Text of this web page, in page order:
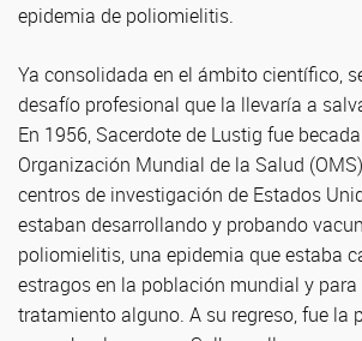
epidemia de poliomielitis.
Ya consolidada en el ámbito científico,
desafío profesional que la llevaría a
En 1956, Sacerdote de Lustig fue
Organización Mundial de la Salud
centros de investigación de Estados
estaban desarrollando y probando
poliomielitis, una epidemia que estaba
estragos en la población mundial y
tratamiento alguno. A su regreso, fue la